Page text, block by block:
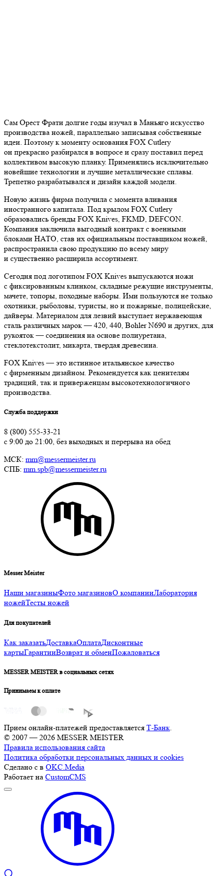
Сам Орест Фрати долгие годы изучал в Маньяго искусство
производства ножей, параллельно записывая собственные
идеи. Поэтому к моменту основания FOX Cutlery
он прекрасно разбирался в вопросе и сразу поставил перед
коллективом высокую планку. Применялись исключительно
новейшие технологии и лучшие металлические сплавы.
Трепетно разрабатывался и дизайн каждой модели.
Новую жизнь фирма получила с момента вливания
иностранного капитала. Под крылом FOX Cutlery
образовались бренды FOX Knives, FKMD, DEFCON.
Компания заключила выгодный контракт с военными
блоками НАТО, став их официальным поставщиком ножей,
распространила свою продукцию по всему миру
и существенно расширила ассортимент.
Сегодня под логотипом FOX Knives выпускаются ножи
с фиксированным клинком, складные режущие инструменты,
мачете, топоры, походные наборы. Ими пользуются не только
охотники, рыболовы, туристы, но и пожарные, полицейские,
дайверы. Материалом для лезвий выступает нержавеющая
сталь различных марок — 420, 440, Bohler N690 и других, для
рукояток — соединения на основе полиуретана,
стеклотекстолит, микарта, твердая древесина.
FOX Knives — это истинное итальянское качество
с фирменным дизайном. Рекомендуется как ценителям
традиций, так и приверженцам высокотехнологичного
производства.
Служба поддержки
8 (800) 555-33-21
с 9:00 до 21:00, без выходных и перерыва на обед
МСК: mm@messermeister.ru
СПБ: mm.spb@messermeister.ru
Messer Meister
Наши магазиныФото магазиновО компанииЛаборатория
ножейТесты ножей
Для покупателей
Как заказатьДоставкаОплатаДисконтные
картыГарантииВозврат и обменПожаловаться
MESSER MEISTER в социальных сетях
Принимаем к оплате
Прием онлайн-платежей предоставляется Т-Банк.
© 2007 — 2026 MESSER MEISTER
Правила использования сайта
Политика обработки персональных данных и cookies
Сделано с в OKC.Media
Работает на CustomCMS